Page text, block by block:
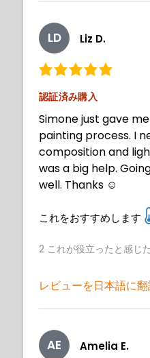
LD Liz D.
認証済み購入
Simone just gave
painting process. I
composition and
was a big help.
well. Thanks ☺️
これをおすすめします
2 これが役立ったと感じ
レビューを日本語に
AE Amelia E.